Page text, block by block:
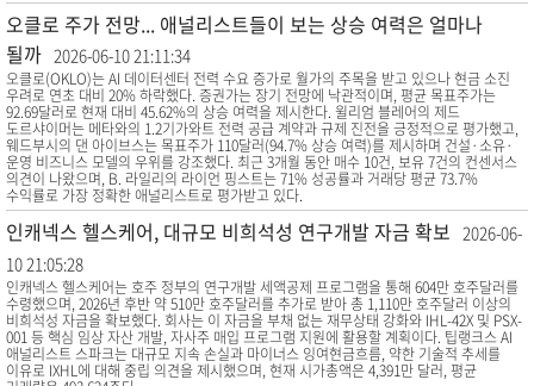
오클로 주가 전망... 애널리스트들이 보는 상승 여력은 얼마나
될까 2026-06-10 21:11:34
오클로(OKLO)는 AI 데이터센터 전력 수요 증가로 월가의 주목을 받고 있으나 현금 소진
우려로 연초 대비 20% 하락했다. 증권가는 장기 전망에 낙관적이며, 평균 목표주가는
92.69달러로 현재 대비 45.62%의 상승 여력을 제시한다. 윌리엄 블레어의 제드
도르샤이머는 메타와의 1.2기가와트 전력 공급 계약과 규제 진전을 긍정적으로 평가했고,
웨드부시의 댄 아이브스는 목표주가 110달러(94.7% 상승 여력)를 제시하며 건설·소유·
운영 비즈니스 모델의 우위를 강조했다. 최근 3개월 동안 매수 10건, 보유 7건의 컨센서스
의견이 나왔으며, B. 라일리의 라이언 핑스트는 71% 성공률과 거래당 평균 73.7%
수익률로 가장 정확한 애널리스트로 평가받고 있다.
인캐넥스 헬스케어, 대규모 비희석성 연구개발 자금 확보 2026-06-
10 21:05:28
인캐넥스 헬스케어는 호주 정부의 연구개발 세액공제 프로그램을 통해 604만 호주달러를
수령했으며, 2026년 후반 약 510만 호주달러를 추가로 받아 총 1,110만 호주달러 이상의
비희석성 자금을 확보했다. 회사는 이 자금을 부채 없는 재무상태 강화와 IHL-42X 및 PSX-
001 등 핵심 임상 자산 개발, 자사주 매입 프로그램 지원에 활용할 계획이다. 팁랭크스 AI
애널리스트 스파크는 대규모 지속 손실과 마이너스 잉여현금흐름, 약한 기술적 추세를
이유로 IXHL에 대해 중립 의견을 제시했으며, 현재 시가총액은 4,391만 달러, 평균